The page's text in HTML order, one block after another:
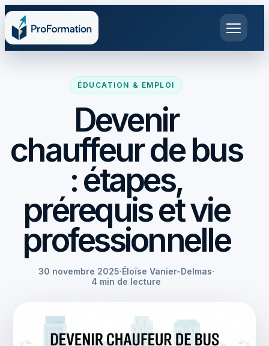
ÉDUCATION & EMPLOI
Devenir
chauffeur de bus
: étapes,
prérequis et vie
professionnelle
30 novembre 2025·Éloïse Vanier-Delmas·
4 min de lecture